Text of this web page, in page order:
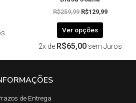
R$259,99 R$129,99
Ver opções
2x de R$65,00 sem Juros
de Entrega​